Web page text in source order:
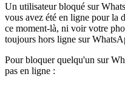
Un utilisateur bloqué sur
vous avez été en ligne pour la
ce moment-là, ni voir votre
toujours hors ligne sur
Pour bloquer quelqu'un sur
pas en ligne :